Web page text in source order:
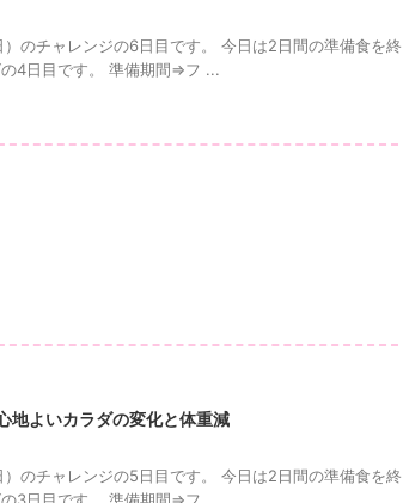
のチャレンジの6日目です。 今日は2日間の準備食を終
4日目です。 準備期間⇒フ ...
地よいカラダの変化と体重減
のチャレンジの5日目です。 今日は2日間の準備食を終